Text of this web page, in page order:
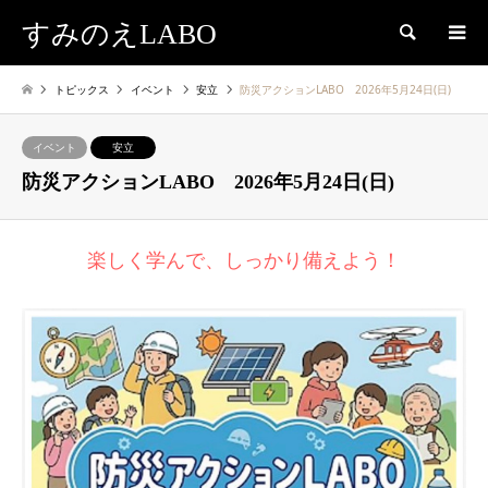
すみのえLABO 検索
トピックス イベント 安立 防災アクションLABO 2026年5月24日(日)
イベント 安立
防災アクションLABO 2026年5月24日(日)
楽しく学んで、しっかり備えよう！